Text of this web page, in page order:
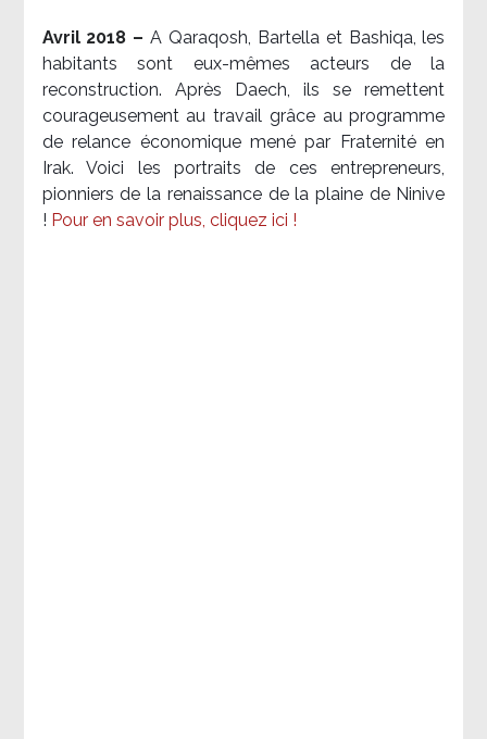
Avril 2018 –A Qaraqosh, Bartella et Bashiqa, les
habitants sont eux-mêmes acteurs de la
reconstruction. Après Daech, ils se remettent
courageusement au travail grâce au programme
de relance économique mené par Fraternité en
Irak. Voici les portraits de ces entrepreneurs,
pionniers de la renaissance de la plaine de Ninive
! Pour en savoir plus, cliquez ici !